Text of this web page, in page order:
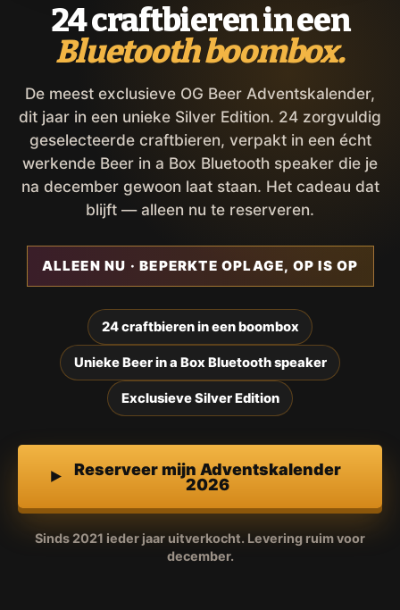
24 craftbieren in een
Bluetooth boombox.
De meest exclusieve OG Beer Adventskalender,
dit jaar in een unieke Silver Edition. 24 zorgvuldig
geselecteerde craftbieren, verpakt in een écht
werkende Beer in a Box Bluetooth speaker die je
na december gewoon laat staan. Het cadeau dat
blijft — alleen nu te reserveren.
ALLEEN NU · BEPERKTE OPLAGE, OP IS OP
24 craftbieren in een boombox
Unieke Beer in a Box Bluetooth speaker
Exclusieve Silver Edition
Reserveer mijn Adventskalender
2026
Sinds 2021 ieder jaar uitverkocht. Levering ruim voor
december.